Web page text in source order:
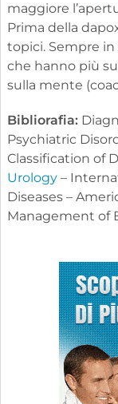
maggiore
Prima della
topici. Sempre
che hanno più
sulla mente
Bibliorafia:
Psychiatric
Classification of
Urology–
Diseases –
Management of